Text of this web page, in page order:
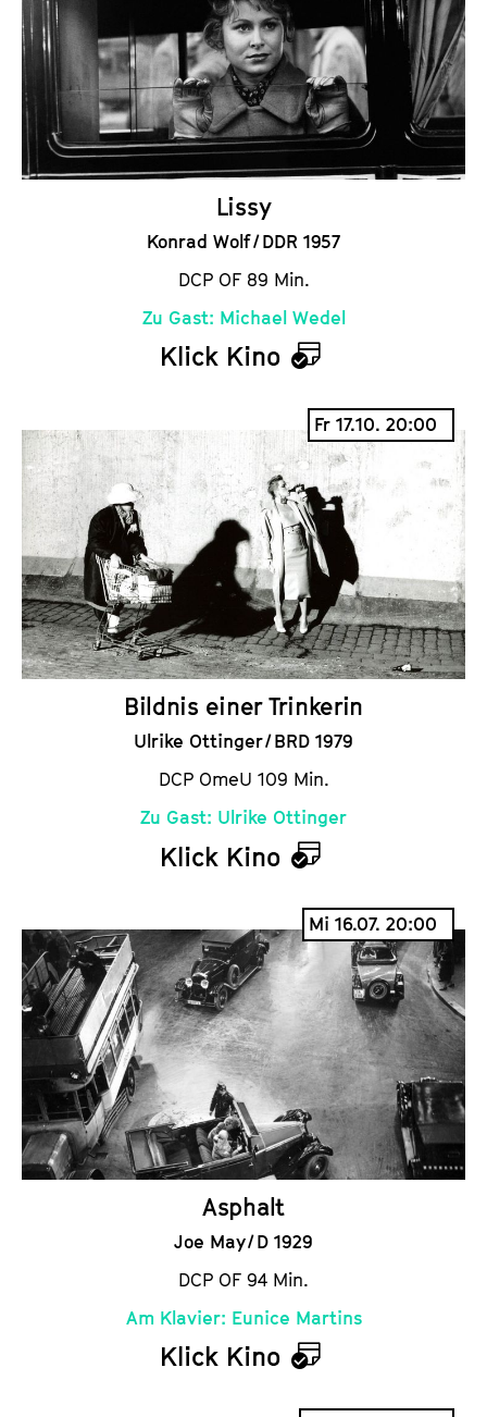
n
d
e
r
Lissy
Konrad Wolf / DDR 1957
DCP OF 89 Min.
Zu Gast: Michael Wedel
Klick Kino
K
a
l
e
n
d
e
r
Fr 17.10. 20:00
Bildnis einer Trinkerin
Ulrike Ottinger / BRD 1979
DCP OmeU 109 Min.
Zu Gast: Ulrike Ottinger
Klick Kino
K
a
l
e
n
d
e
r
Mi 16.07. 20:00
Asphalt
Joe May / D 1929
DCP OF 94 Min.
Am Klavier: Eunice Martins
Klick Kino
K
a